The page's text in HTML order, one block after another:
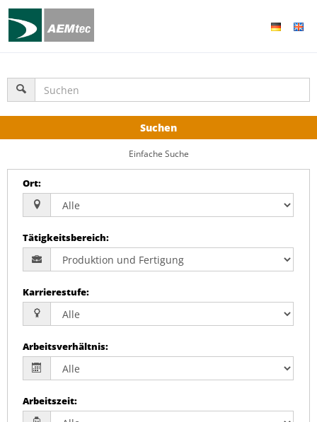
Suchen
Einfache Suche
Ort:
Tätigkeitsbereich:
Karrierestufe:
Arbeitsverhältnis:
Arbeitszeit: